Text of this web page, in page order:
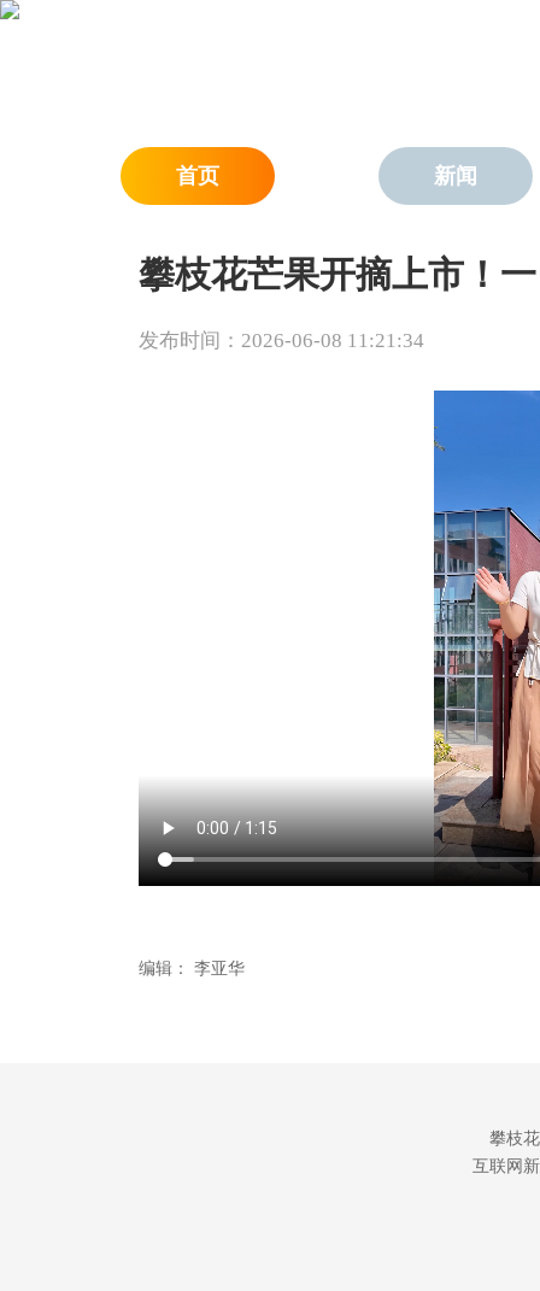
首页 新闻
攀枝花芒果开摘上市！
发布时间：2026-06-08 11:21:34
编辑： 李亚华
攀枝
互联网